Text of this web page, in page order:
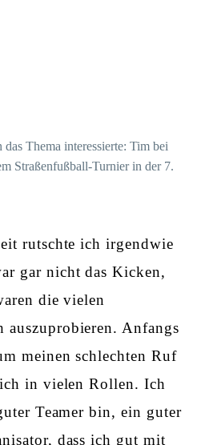
Thema interessierte: Tim bei
Straßenfußball-Turnier in der 7.
rutschte ich irgendwie
gar nicht das Kicken,
die vielen
Anfangs
meinen schlechten Ruf
in vielen Rollen. Ich
Teamer bin, ein guter
dass ich gut mit